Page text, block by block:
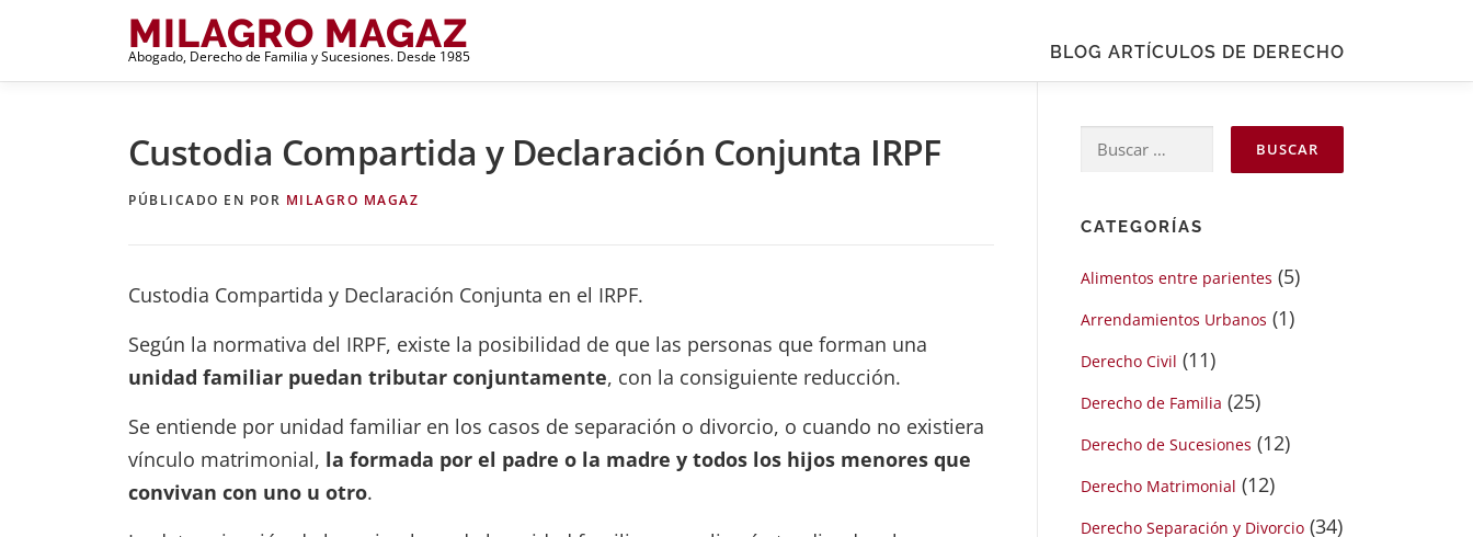
contenido
MILAGRO MAGAZ
Abogado, Derecho de Familia y Sucesiones. Desde 1985 BLOG ARTÍCULOS DE DERECHO
Custodia Compartida y Declaración Conjunta IRPF
PÚBLICADO EN POR MILAGRO MAGAZ
Custodia Compartida y Declaración Conjunta en el IRPF.
Según la normativa del IRPF, existe la posibilidad de que las personas que forman una
unidad familiar puedan tributar conjuntamente, con la consiguiente reducción.
Se entiende por unidad familiar en los casos de separación o divorcio, o cuando no existiera
vínculo matrimonial, la formada por el padre o la madre y todos los hijos menores que
convivan con uno u otro.
Buscar:
CATEGORÍAS
Alimentos entre parientes (5)
Arrendamientos Urbanos (1)
Derecho Civil (11)
Derecho de Familia (25)
Derecho de Sucesiones (12)
Derecho Matrimonial (12)
Derecho Separación y Divorcio (34)